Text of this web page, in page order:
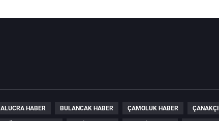
ALUCRA HABER BULANCAK HABER ÇAMOLUK HABER